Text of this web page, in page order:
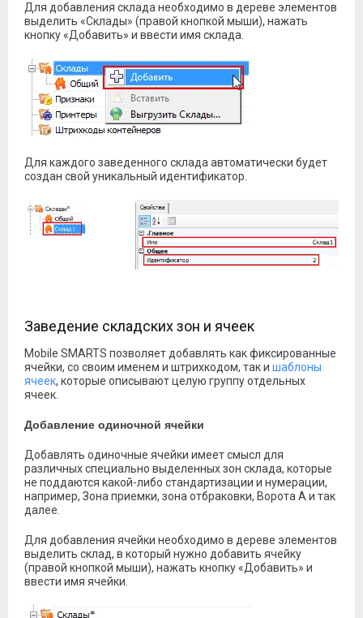
Для добавления склада необходимо в дереве элементов
выделить «Склады» (правой кнопкой мыши), нажать
кнопку «Добавить» и ввести имя склада.
Для каждого заведенного склада автоматически будет
создан свой уникальный идентификатор.
Заведение складских зон и ячеек
Mobile SMARTS позволяет добавлять как фиксированные
ячейки, со своим именем и штрихкодом, так и шаблоны
ячеек, которые описывают целую группу отдельных
ячеек.
Добавление одиночной ячейки
Добавлять одиночные ячейки имеет смысл для
различных специально выделенных зон склада, которые
не поддаются какой-либо стандартизации и нумерации,
например, Зона приемки, зона отбраковки, Ворота А и так
далее.
Для добавления ячейки необходимо в дереве элементов
выделить склад, в который нужно добавить ячейку
(правой кнопкой мыши), нажать кнопку «Добавить» и
ввести имя ячейки.